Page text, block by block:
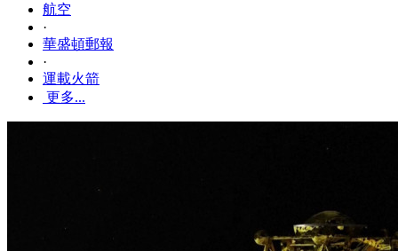
航空
·
華盛頓郵報
·
運載火箭
更多...